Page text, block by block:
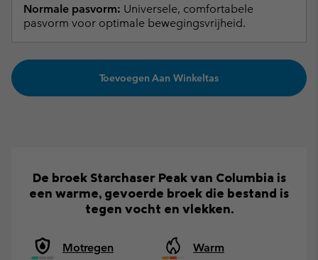
Normale pasvorm: Universele, comfortabele
pasvorm voor optimale bewegingsvrijheid.
Toevoegen Aan Winkeltas
De broek Starchaser Peak van Columbia is
een warme, gevoerde broek die bestand is
tegen vocht en vlekken.
Motregen Warm